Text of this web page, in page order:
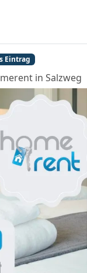
Eintrag
in Salzweg